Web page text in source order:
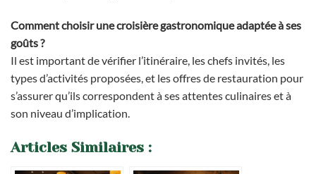
Comment choisir une croisière gastronomique adaptée à ses
goûts ?
Il est important de vérifier l’itinéraire, les chefs invités, les
types d’activités proposées, et les offres de restauration pour
s’assurer qu’ils correspondent à ses attentes culinaires et à
son niveau d’implication.
Articles Similaires :